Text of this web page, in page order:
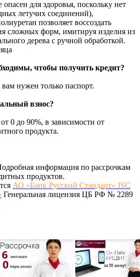
опасен для здоровья, поскольку нет
летучих соединений),
позволяет воссоздать
сложных форм, имитируя изделия из
дерева с ручной обработкой.
чтобы получить кредит?
нужен только паспорт.
взнос?
0 до 90%, в зависимости от
продукта.
информация по рассрочкам
продуктов.
АО «Банк Русский Стандарт» JSC
Генеральная лицензия ЦБ РФ № 2289